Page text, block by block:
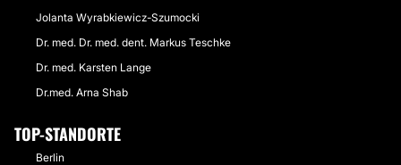
Jolanta Wyrabkiewicz-Szumocki
Dr. med. Dr. med. dent. Markus Teschke
Dr. med. Karsten Lange
Dr.med. Arna Shab
TOP-STANDORTE
Berlin